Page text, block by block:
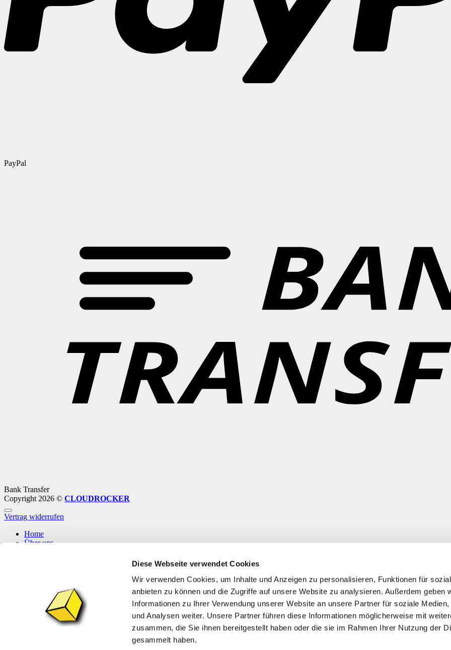
Diese Webseite verwendet Cookies
Wir verwenden Cookies, um Inhalte und Anzeigen zu personalisieren, Funktionen für
anbieten zu können und die Zugriffe auf unsere Website zu analysieren. Außerdem geben
Informationen zu Ihrer Verwendung unserer Website an unsere Partner für soziale Medien,
und Analysen weiter. Unsere Partner führen diese Informationen möglicherweise mit
zusammen, die Sie ihnen bereitgestellt haben oder die sie im Rahmen Ihrer Nutzung der
gesammelt haben.
PayPal
Bank Transfer
Copyright 2026 © CLOUDROCKER
Vertrag widerrufen
Home
Über uns
Anmelden
Erforderlich